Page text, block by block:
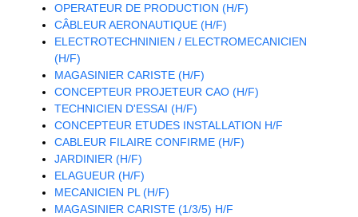
OPERATEUR DE PRODUCTION (H/F)
CÂBLEUR AERONAUTIQUE (H/F)
ELECTROTECHNINIEN / ELECTROMECANICIEN
(H/F)
MAGASINIER CARISTE (H/F)
CONCEPTEUR PROJETEUR CAO (H/F)
TECHNICIEN D'ESSAI (H/F)
CONCEPTEUR ETUDES INSTALLATION H/F
CABLEUR FILAIRE CONFIRME (H/F)
JARDINIER (H/F)
ELAGUEUR (H/F)
MECANICIEN PL (H/F)
MAGASINIER CARISTE (1/3/5) H/F